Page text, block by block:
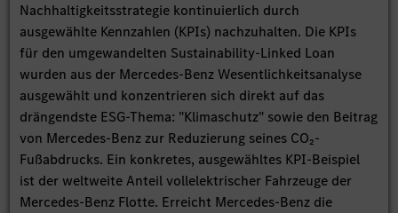
Nachhaltigkeitsstrategie kontinuierlich durch
ausgewählte Kennzahlen (KPIs) nachzuhalten. Die KPIs
für den umgewandelten Sustainability-Linked Loan
wurden aus der Mercedes-Benz Wesentlichkeitsanalyse
ausgewählt und konzentrieren sich direkt auf das
drängendste ESG-Thema: "Klimaschutz" sowie den Beitrag
von Mercedes-Benz zur Reduzierung seines CO₂-
Fußabdrucks. Ein konkretes, ausgewähltes KPI-Beispiel
ist der weltweite Anteil vollelektrischer Fahrzeuge der
Mercedes-Benz Flotte. Erreicht Mercedes-Benz die